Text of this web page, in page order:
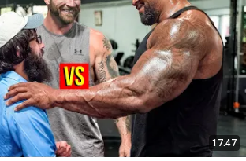
17:47